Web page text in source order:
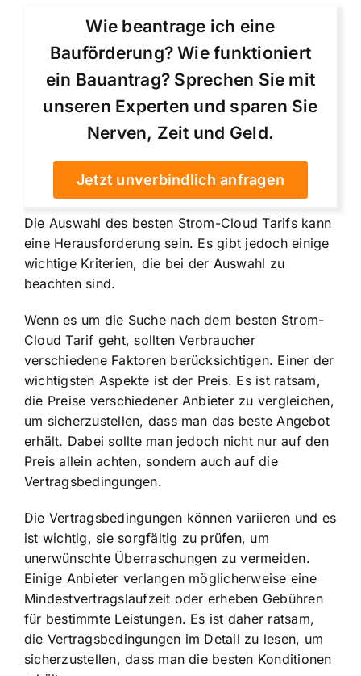
Wie beantrage ich eine
Bauförderung? Wie funktioniert
ein Bauantrag? Sprechen Sie mit
unseren Experten und sparen Sie
Nerven, Zeit und Geld.
Jetzt unverbindlich anfragen
Die Auswahl des besten Strom-Cloud Tarifs kann
eine Herausforderung sein. Es gibt jedoch einige
wichtige Kriterien, die bei der Auswahl zu
beachten sind.
Wenn es um die Suche nach dem besten Strom-
Cloud Tarif geht, sollten Verbraucher
verschiedene Faktoren berücksichtigen. Einer der
wichtigsten Aspekte ist der Preis. Es ist ratsam,
die Preise verschiedener Anbieter zu vergleichen,
um sicherzustellen, dass man das beste Angebot
erhält. Dabei sollte man jedoch nicht nur auf den
Preis allein achten, sondern auch auf die
Vertragsbedingungen.
Die Vertragsbedingungen können variieren und es
ist wichtig, sie sorgfältig zu prüfen, um
unerwünschte Überraschungen zu vermeiden.
Einige Anbieter verlangen möglicherweise eine
Mindestvertragslaufzeit oder erheben Gebühren
für bestimmte Leistungen. Es ist daher ratsam,
die Vertragsbedingungen im Detail zu lesen, um
sicherzustellen, dass man die besten Konditionen